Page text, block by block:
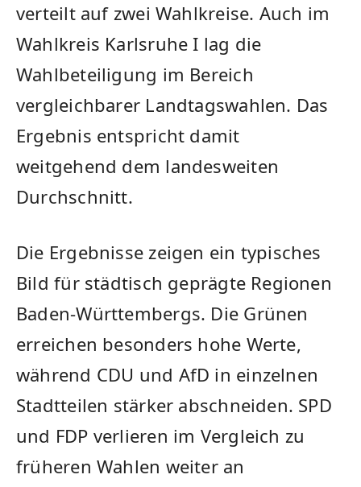
verteilt auf zwei Wahlkreise. Auch im
Wahlkreis Karlsruhe I lag die
Wahlbeteiligung im Bereich
vergleichbarer Landtagswahlen. Das
Ergebnis entspricht damit
weitgehend dem landesweiten
Durchschnitt.
Die Ergebnisse zeigen ein typisches
Bild für städtisch geprägte Regionen
Baden-Württembergs. Die Grünen
erreichen besonders hohe Werte,
während CDU und AfD in einzelnen
Stadtteilen stärker abschneiden. SPD
und FDP verlieren im Vergleich zu
früheren Wahlen weiter an